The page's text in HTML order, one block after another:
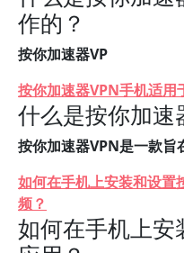
作的？
按你加速器VP
按你加速器VPN手机适用
什么是按你加速
按你加速器VPN是一款旨
如何在手机上安装和设置
频？
如何在手机上安